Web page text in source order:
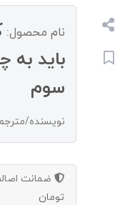
نام محصول:
باید به
سوم
نویسنده/
ضمانت
تومان